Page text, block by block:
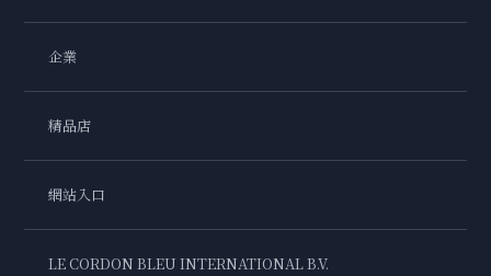
企業
精品店
網站入口
LE CORDON BLEU INTERNATIONAL B.V.